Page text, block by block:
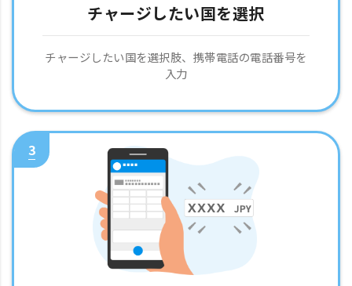
チャージしたい国を選択
チャージしたい国を選択肢、携帯電話の電話番号を
入力
3